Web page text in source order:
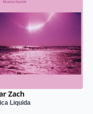
Zach
Liquida